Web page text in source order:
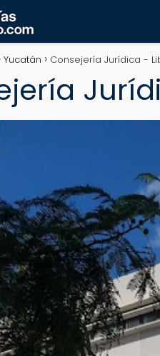
Yucatán Consejería Jurídica -